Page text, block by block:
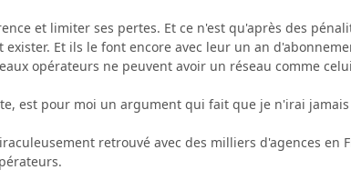
et limiter ses pertes. Et ce n'est qu'après des
Et ils le font encore avec leur un an
opérateurs ne peuvent avoir un réseau comme
est pour moi un argument qui fait que je n'irai jamais
retrouvé avec des milliers d'agences en